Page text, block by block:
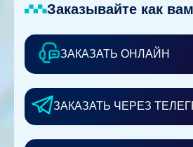
Заказывайте как
ЗАКАЗАТЬ ОНЛАЙН
ЗАКАЗАТЬ ЧЕРЕЗ